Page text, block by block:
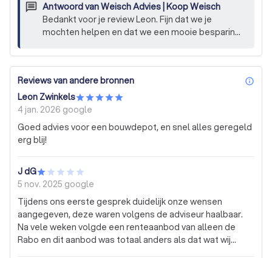
Antwoord vanWeisch Advies | Koop Weisch
Bedankt voor je review Leon. Fijn dat we je
mochten helpen en dat we een mooie besparing
Reviews van andere bronnen
Leon Zwinkels
4 jan. 2026 google
Goed advies voor een bouwdepot, en snel alles geregeld
erg blij!
J dG
5 nov. 2025 google
Tijdens ons eerste gesprek duidelijk onze wensen
aangegeven, deze waren volgens de adviseur haalbaar.
Na vele weken volgde een renteaanbod van alleen de
Rabo en dit aanbod was totaal anders als dat wat wij